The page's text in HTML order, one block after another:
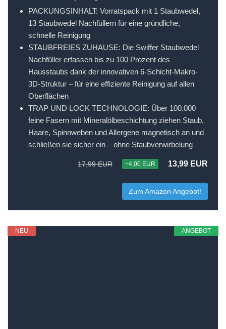
PACKUNGSINHALT: Vorratspack mit 1 Staubwedel,
13 Staubwedel Nachfüllern für eine gründliche,
schnelle Reinigung
STAUBFREIES ZUHAUSE: Die Swiffer Staubwedel
Nachfüller erfassen bis zu 100 Prozent des
Hausstaubs dank der innovativen 6-Schicht-Makro-
3D-Struktur – für eine effiziente Reinigung auf allen
Oberflächen
TRAP UND LOCK TECHNOLOGIE: Über 100.000
feine Fasern mit Mineralölbeschichtung ziehen Staub,
Haare, Spinnweben und Allergene magnetisch an und
schließen sie sicher ein – ohne Staubverwirbelung
17,99 EUR −4,00 EUR 13,99 EUR
Zum Amazon Angebot!
ANGEBOT
NEU